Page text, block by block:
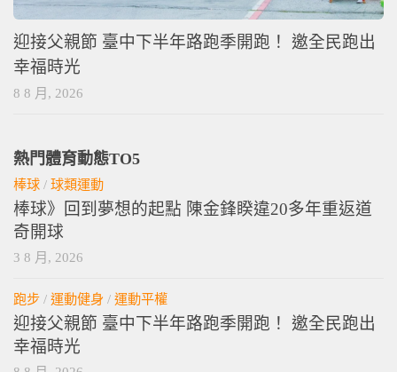
迎接父親節 臺中下半年路跑季開跑！ 邀全民跑出
幸福時光
8 8 月, 2026
熱門體育動態TO5
棒球 / 球類運動
棒球》回到夢想的起點 陳金鋒睽違20多年重返道
奇開球
3 8 月, 2026
跑步 / 運動健身 / 運動平權
迎接父親節 臺中下半年路跑季開跑！ 邀全民跑出
幸福時光